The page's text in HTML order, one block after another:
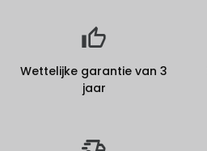
Wettelijke garantie van 3
jaar